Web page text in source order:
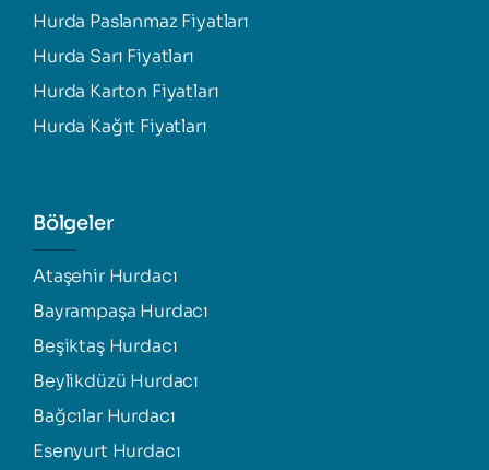
Hurda Paslanmaz Fiyatları
Hurda Sarı Fiyatları
Hurda Karton Fiyatları
Hurda Kağıt Fiyatları
Bölgeler
Ataşehir Hurdacı
Bayrampaşa Hurdacı
Beşiktaş Hurdacı
Beylikdüzü Hurdacı
Bağcılar Hurdacı
Esenyurt Hurdacı